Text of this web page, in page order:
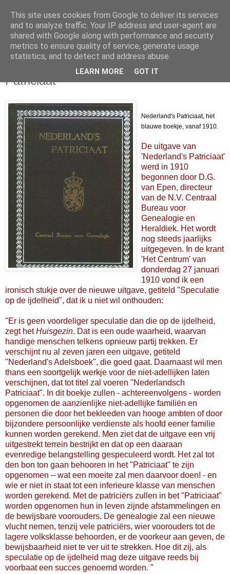
Patriciaat
Nederland's Patriciaat, het
blauwe boekje, vanaf 1910.
De uitgave van
'Nederland's Patriciaat'
werd in 1910
begonnen door D.G.
van Epen, directeur
van de N.V. Centraal
Bureau voor
Genealogie en
Heraldiek. Het wordt
nog steeds jaarlijks
uitgegeven. In de krant
'Het Centrum' van
donderdag 27 januari
1910 vond ik een
ironisch stukje over de nieuwe uitgave, getiteld "Speculatie
op de ijdelheid", dat ik u niet wil onthouden:
"Er is geen voordeliger speculatie dan die op de ijdelheid,
zegt hetHuisgezin. Dat is een oude waarheid, waarvan
handige menschen telkens opnieuw partij trekken. Er
verschijnt nu al zeven jaren een uitgave, getiteld
"Nederland's Adelsboek", die goed gaat. Daarnaast wil men
thans een soortgelijk werkje voor de niet-adellijken laten
verschijnen, dat tot titel zal voeren "Nederlandsch
Patriciaat". In dit boekje zullen - achtereenvolgens - worden
opgenomen de aanzienlijke niet-adellijke familiën en
personen die door het bekleeden van hooge ambten of door
bijzondere persoonlijke verdienste als hoofd eener familie
kunnen worden gerekend. Men ziet dat de uitgave een vrij
uitgestrekt terrein bestrijkt en dat op een daaraan
evenredige belangstelling gespeculeerd wordt. Het zal tot
den bon ton gaan behooren in het "Patriciaat" te zijn
opgenomen – wat een moeite zal men daarvoor doen! - en
wie er niet in staat tot een inferieure klasse van menschen
worden gerekend. Met de patriciërs zullen in bet "Patriciaat"
worden opgenomen hun in leven zijnde afstammelingen en
de bewijsbare voorouders. De genealogie zal een nieuwe
vlucht nemen, tenzij vele patriciërs, wier voorouders tot de
lagere volksklasse behoorden, er de voorkeur aan geven, de
bewijsbaarheid niet te ver uit te strekken. Hoe dit zij, als
speculatie op de ijdelheid mag deze uitgave reeds bij
voorbaat een succes genoemd worden. "
This site uses cookies from Google to deliver its services
and to analyze traffic. Your IP address and user-agent are
shared with Google along with performance and security
metrics to ensure quality of service, generate usage
statistics, and to detect and address abuse.
LEARN MORE GOT IT